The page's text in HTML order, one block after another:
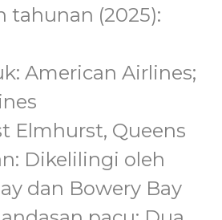
tahunan (2025):
American Airlines;
Elmhurst, Queens
Dikelilingi oleh
dan Bowery Bay